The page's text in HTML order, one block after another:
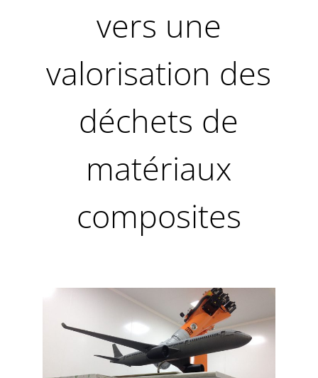
vers une
valorisation des
déchets de
matériaux
composites